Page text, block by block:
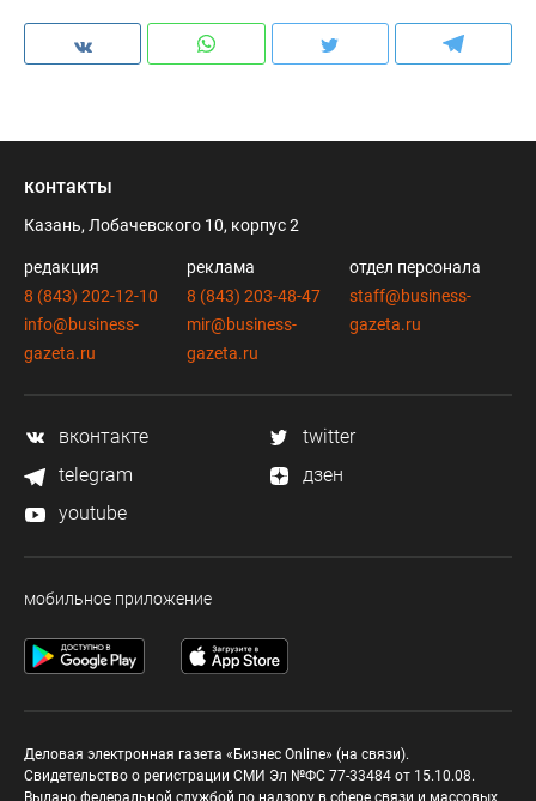
контакты
Казань, Лобачевского 10, корпус 2
редакция
8 (843) 202-12-10
info@business-
gazeta.ru
реклама
8 (843) 203-48-47
mir@business-
gazeta.ru
отдел персонала
staff@business-
gazeta.ru
вконтакте
twitter
telegram
дзен
youtube
мобильное приложение
Деловая электронная газета «Бизнес Online» (на связи).
Свидетельство о регистрации СМИ Эл №ФС 77-33484 от 15.10.08.
Выдано федеральной службой по надзору в сфере связи и массовых